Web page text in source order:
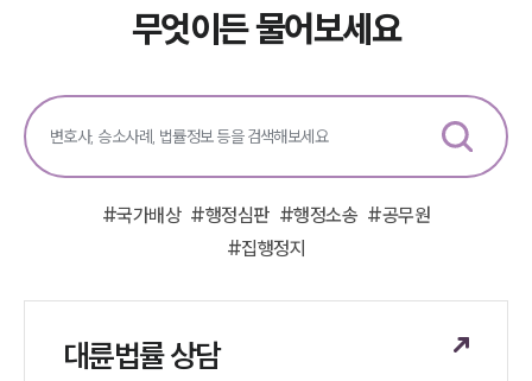
무엇이든 물어보세요
#국가배상 #행정심판 #행정소송 #공무원
#집행정지
대륜법률 상담